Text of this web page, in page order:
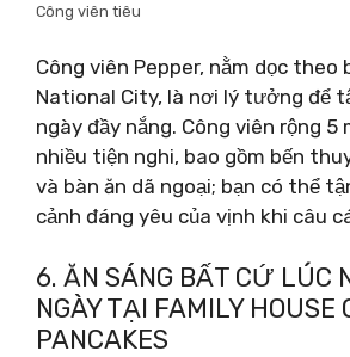
Công viên tiêu
Công viên Pepper, nằm dọc theo
National City, là nơi lý tưởng để
ngày đầy nắng. Công viên rộng 5
nhiều tiện nghi, bao gồm bến
và bàn ăn dã ngoại; bạn có thể
cảnh đáng yêu của vịnh khi câu
6. ĂN SÁNG BẤT CỨ LÚC
NGÀY TẠI FAMILY HOUSE
PANCAKES